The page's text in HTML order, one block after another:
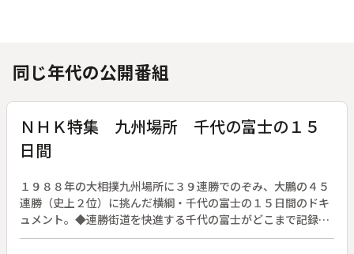
同じ年代の公開番組
ＮＨＫ特集 九州場所 千代の富士の１５
日間
１９８８年の大相撲九州場所に３９連勝でのぞみ、大鵬の４５
連勝（史上２位）に挑んだ横綱・千代の富士の１５日間のドキ
ュメント。◆連勝街道を快進する千代の富士がどこまで記録を
のばすか、また千代の富士を破るのは誰か、が、この九州場所